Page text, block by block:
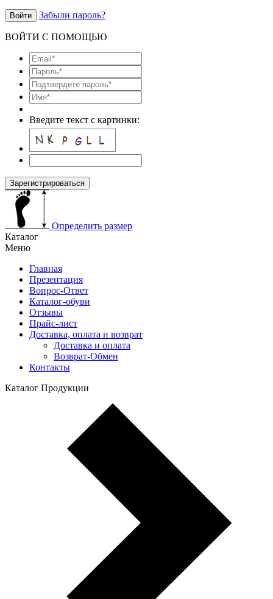
Войти Забыли пароль?
ВОЙТИ С ПОМОЩЬЮ
Введите текст с картинки:
Зарегистрироваться
Определить размер
Каталог
Меню
Главная
Презентация
Вопрос-Ответ
Каталог-обуви
Отзывы
Прайс-лист
Доставка, оплата и возврат
Доставка и оплата
Возврат-Обмен
Контакты
Каталог Продукции